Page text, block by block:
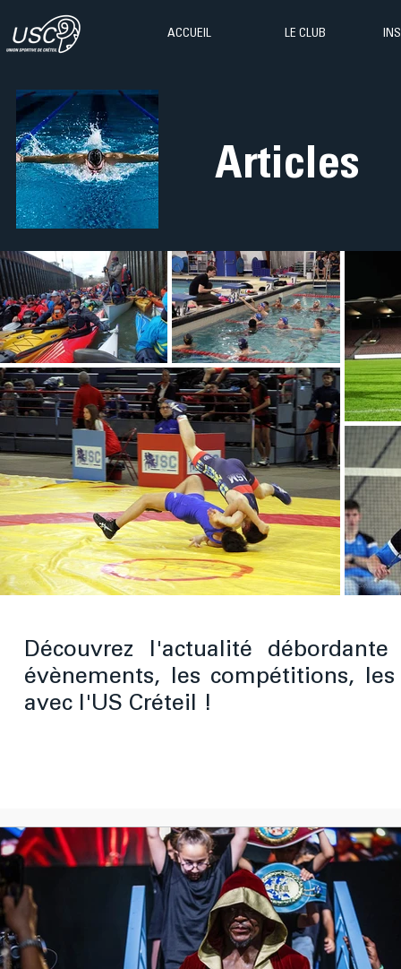
ACCUEIL LE CLUB
Articles
Découvrez l'actualité
évènements, les compétitions,
avec l'US Créteil !